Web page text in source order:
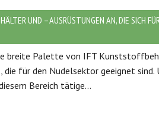
UND –AUSRÜSTUNGEN AN, DIE SICH
breite Palette von IFT
die für den Nudelsektor geeignet sind.
Bereich tätige...